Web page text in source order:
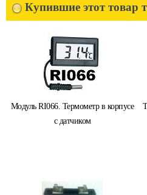
Купившие этот товар
Модуль RI066. Термометр в корпусе
с датчиком